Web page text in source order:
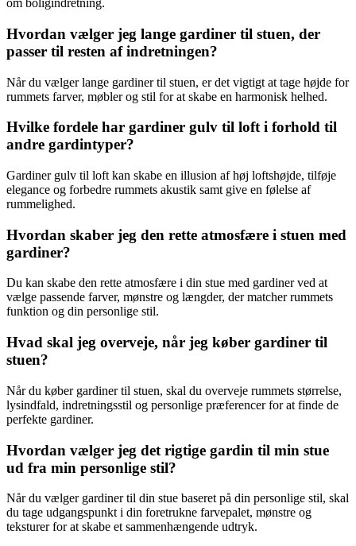
om boligindretning.
Hvordan vælger jeg lange gardiner til stuen, der
passer til resten af indretningen?
Når du vælger lange gardiner til stuen, er det vigtigt at tage højde for
rummets farver, møbler og stil for at skabe en harmonisk helhed.
Hvilke fordele har gardiner gulv til loft i forhold til
andre gardintyper?
Gardiner gulv til loft kan skabe en illusion af høj loftshøjde, tilføje
elegance og forbedre rummets akustik samt give en følelse af
rummelighed.
Hvordan skaber jeg den rette atmosfære i stuen med
gardiner?
Du kan skabe den rette atmosfære i din stue med gardiner ved at
vælge passende farver, mønstre og længder, der matcher rummets
funktion og din personlige stil.
Hvad skal jeg overveje, når jeg køber gardiner til
stuen?
Når du køber gardiner til stuen, skal du overveje rummets størrelse,
lysindfald, indretningsstil og personlige præferencer for at finde de
perfekte gardiner.
Hvordan vælger jeg det rigtige gardin til min stue
ud fra min personlige stil?
Når du vælger gardiner til din stue baseret på din personlige stil, skal
du tage udgangspunkt i din foretrukne farvepalet, mønstre og
teksturer for at skabe et sammenhængende udtryk.